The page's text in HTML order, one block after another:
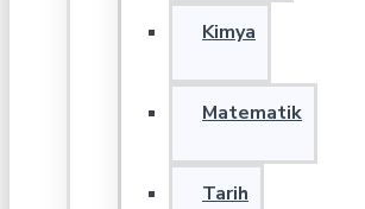
Kimya
Matematik
Tarih